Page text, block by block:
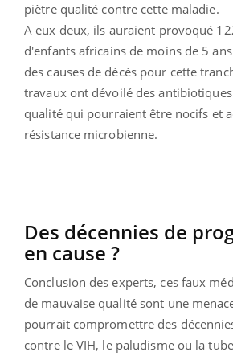
piètre qualité contre cette maladie.
A eux deux, ils auraient provoqué
d'enfants africains de moins de 5
des causes de décès pour cette
travaux ont dévoilé des
qualité qui pourraient être nocifs et
résistance microbienne.
Des décennies de
en cause ?
Conclusion des experts, ces faux
de mauvaise qualité sont une
pourrait compromettre des
contre le VIH, le paludisme ou la